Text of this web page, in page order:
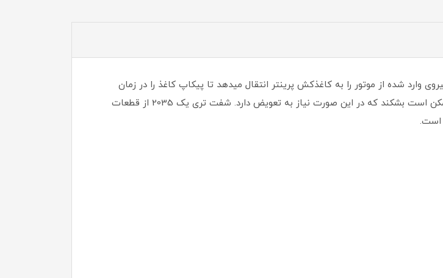
شده از موتور را به کاغذکش پرینتر انتقال میدهد تا پیکاپ کاغذ را در زمان
مشخصی که توسط کلاج تعیین میشود به داخل پرینتر هدایت کند.گاهی ممکن است بشکند که در این صورت نیاز به تعویض دارد. شفت تری یک 2035 از قطعات